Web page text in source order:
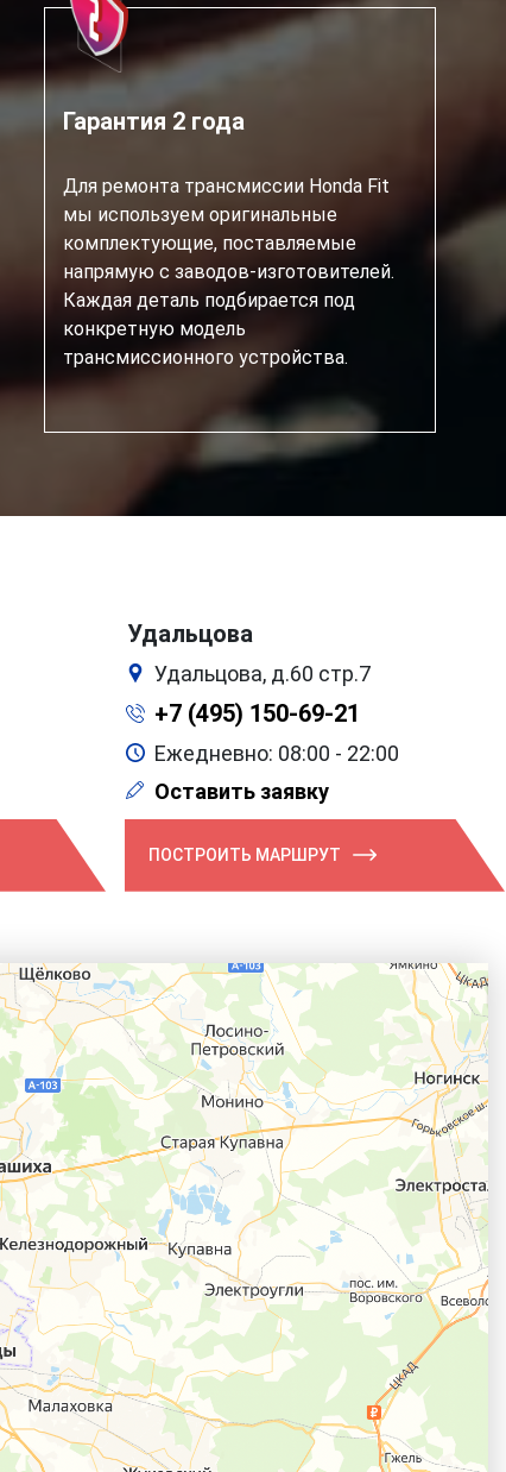
Гарантия 2 года
Для ремонта трансмиссии Honda Fit
мы используем оригинальные
комплектующие, поставляемые
напрямую с заводов-изготовителей.
Каждая деталь подбирается под
конкретную модель
трансмиссионного устройства.
Удальцова
Удальцова, д.60 стр.7
+7 (495) 150-69-21
Ежедневно: 08:00 - 22:00
Оставить заявку
ПОСТРОИТЬ МАРШРУТ